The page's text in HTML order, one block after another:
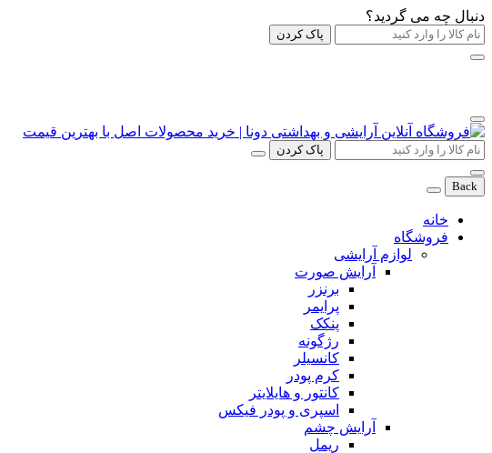
دنبال چه می گردید؟
پاک کردن
پاک کردن
Back
خانه
فروشگاه
لوازم آرایشی
آرایش صورت
برنزر
پرایمر
پنکک
رژگونه
کانسیلر
کرم پودر
کانتور و هایلایتر
اسپری و پودر فیکس
آرایش چشم
ریمل